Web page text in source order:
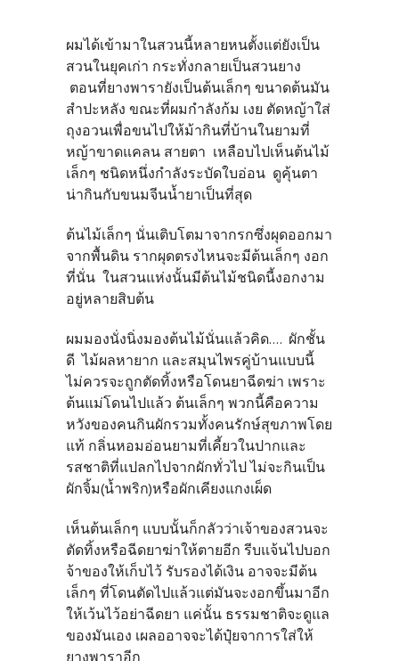
ผมได้เข้ามาในสวนนี้หลายหนตั้งแต่ยังเป็น
สวนในยุคเก่า กระทั่งกลายเป็นสวนยาง
ตอนที่ยางพารายังเป็นต้นเล็กๆ ขนาดต้นมัน
สำปะหลัง ขณะที่ผมกำลังก้ม เงย ตัดหญ้าใส่
ถุงอวนเพื่อขนไปให้ม้ากินที่บ้านในยามที่
หญ้าขาดแคลน สายตา เหลือบไปเห็นต้นไม้
เล็กๆ ชนิดหนึ่งกำลังระบัดใบอ่อน ดูคุ้นตา
น่ากินกับขนมจีนน้ำยาเป็นที่สุด
ต้นไม้เล็กๆ นั่นเติบโตมาจากรกซึ่งผุดออกมา
จากพื้นดิน รากผุดตรงไหนจะมีต้นเล็กๆ งอก
ที่นั่น ในสวนแห่งนั้นมีต้นไม้ชนิดนี้งอกงาม
อยู่หลายสิบต้น
ผมมองนั่งนิ่งมองต้นไม้นั่นแล้วคิด.... ผักชั้น
ดี ไม้ผลหายาก และสมุนไพรคู่บ้านแบบนี้
ไม่ควรจะถูกตัดทิ้งหรือโดนยาฉีดฆ่า เพราะ
ต้นแม่โดนไปแล้ว ต้นเล็กๆ พวกนี้คือความ
หวังของคนกินผักรวมทั้งคนรักษ์สุขภาพโดย
แท้ กลิ่นหอมอ่อนยามที่เคี้ยวในปากและ
รสชาติที่แปลกไปจากผักทั่วไป ไม่จะกินเป็น
ผักจิ้ม(น้ำพริก)หรือผักเคียงแกงเผ็ด
เห็นต้นเล็กๆ แบบนั้นก็กลัวว่าเจ้าของสวนจะ
ตัดทิ้งหรือฉีดยาฆ่าให้ตายอีก รีบแจ้นไปบอก
จ้าของให้เก็บไว้ รับรองได้เงิน อาจจะมีต้น
เล็กๆ ที่โดนตัดไปแล้วแต่มันจะงอกขึ้นมาอีก
ให้เว้นไว้อย่าฉีดยา แค่นั้น ธรรมชาติจะดูแล
ของมันเอง เผลออาจจะได้ปุ๋ยจาการใส่ให้
ยางพาราอีก